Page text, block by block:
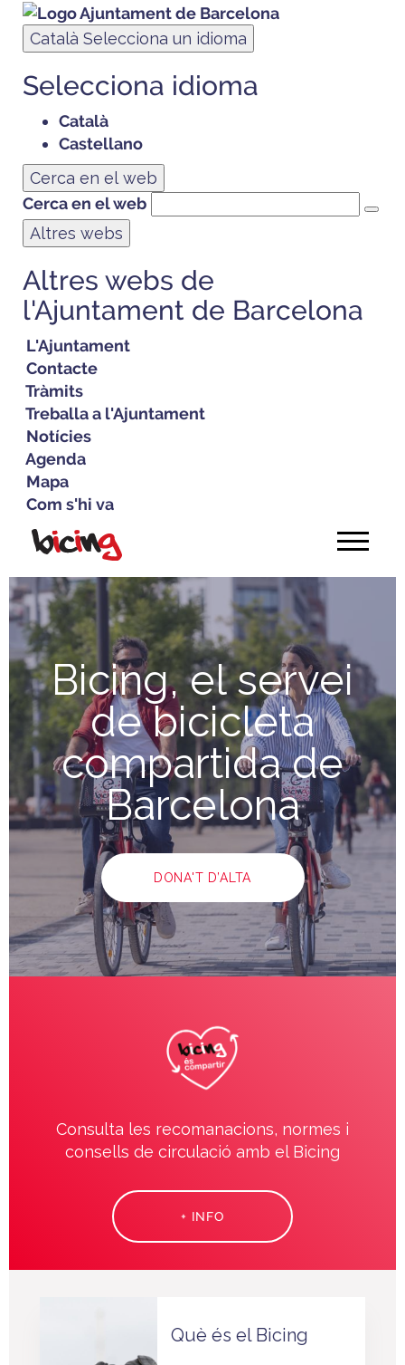
Català Selecciona un idioma
Selecciona idioma
Català
Castellano
Cerca en el web
Cerca en el web
Altres webs
Altres webs de
l'Ajuntament de Barcelona
L'Ajuntament
Contacte
Tràmits
Treballa a l'Ajuntament
Notícies
Agenda
Mapa
Com s'hi va
Vés
Bicing, el servei
de bicicleta
compartida de
Barcelona
DONA'T D’ALTA
Consulta les recomanacions, normes i
consells de circulació amb el Bicing
+ INFO
Què és el Bicing